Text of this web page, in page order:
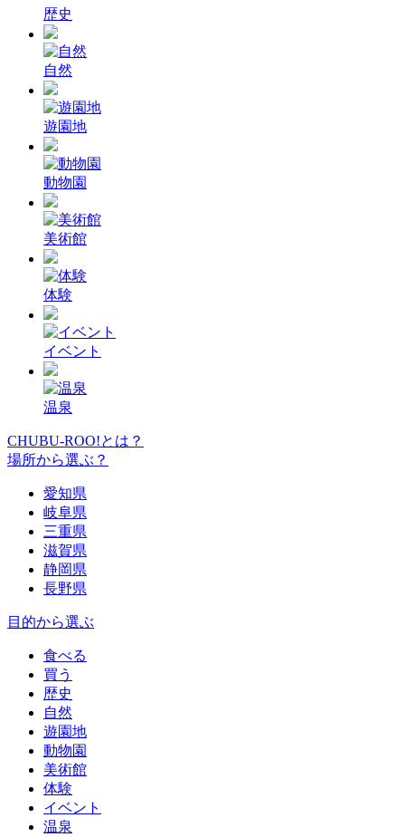
歴史
自然
遊園地
動物園
美術館
体験
イベント
温泉
CHUBU-ROO!とは？
場所から選ぶ？
愛知県
岐阜県
三重県
滋賀県
静岡県
長野県
目的から選ぶ
食べる
買う
歴史
自然
遊園地
動物園
美術館
体験
イベント
温泉